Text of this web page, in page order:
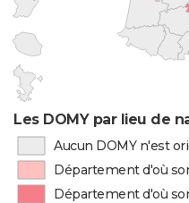
Les DOMY par lieu de
Aucun DOMY n'est
Département d'où
Département d'où